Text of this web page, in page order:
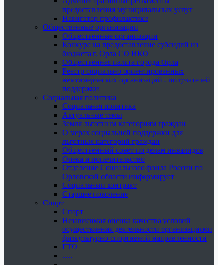
предоставления муниципальных услуг
Навигатор профилактики
Общественные организации
Общественные организации
Конкурс на предоставление субсидий из
бюджета г. Орла СО НКО
Общественная палата города Орла
Реестр социально ориентированных
некоммерческих организаций - получателей
поддержки
Социальная политика
Социальная политика
Актуальные темы
Земля льготным категориям граждан
О мерах социальной поддержки для
льготных категорий граждан
Общественный совет по делам инвалидов
Опека и попечительство
Отделение Социального фонда России по
Орловской области информирует
Социальный контракт
Старшее поколение
Спорт
Спорт
Независимая оценка качества условий
осуществления деятельности организациями
физкультурно-спортивной направленности
ГТО
.....